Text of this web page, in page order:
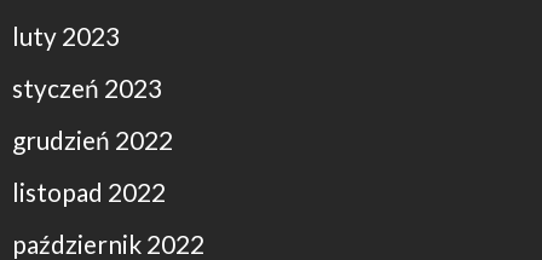
luty 2023
styczeń 2023
grudzień 2022
listopad 2022
październik 2022